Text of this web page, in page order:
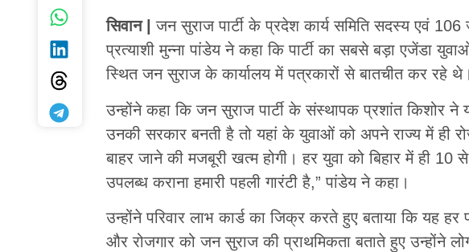
सिवान |
जन सुराज पार्टी के प्रदेश कार्य समिति सदस्य एवं 106
प्रत्याशी मुन्ना पांडेय ने कहा कि पार्टी का सबसे बड़ा एजेंडा
स्थित जन सुराज के कार्यालय में पत्रकारों से बातचीत कर रहे थे।
उन्होंने कहा कि जन सुराज पार्टी के संस्थापक प्रशांत किशोर ने
उनकी सरकार बनती है तो यहां के युवाओं को अपने राज्य में ही
बाहर जाने की मजबूरी खत्म होगी। हर युवा को बिहार में ही 10
उपलब्ध कराना हमारी पहली गारंटी है,” पांडेय ने कहा।
उन्होंने परिवार लाभ कार्ड का जिक्र करते हुए बताया कि यह हर
और रोजगार को जन सुराज की प्राथमिकता बताते हुए उन्होंने